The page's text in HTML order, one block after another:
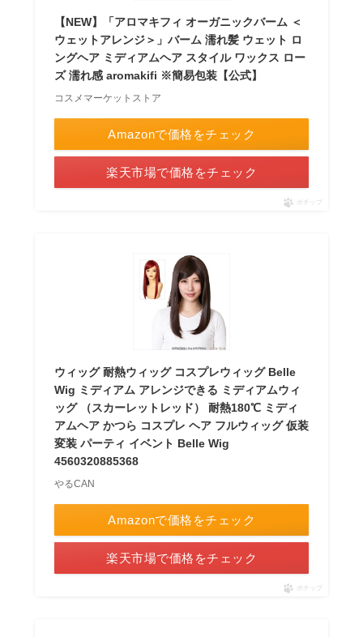
【NEW】「アロマキフィ オーガニックバーム ＜
ウェットアレンジ＞」バーム 濡れ髪 ウェット ロ
ングヘア ミディアムヘア スタイル ワックス ロー
ズ 濡れ感 aromakifi ※簡易包装【公式】
コスメマーケットストア
Amazonで価格をチェック
楽天市場で価格をチェック
ポチップ
ウィッグ 耐熱ウィッグ コスプレウィッグ Belle
Wig ミディアム アレンジできる ミディアムウィ
ッグ （スカーレットレッド） 耐熱180℃ ミディ
アムヘア かつら コスプレ ヘア フルウィッグ 仮装
変装 パーティ イベント Belle Wig
4560320885368
やるCAN
Amazonで価格をチェック
楽天市場で価格をチェック
ポチップ